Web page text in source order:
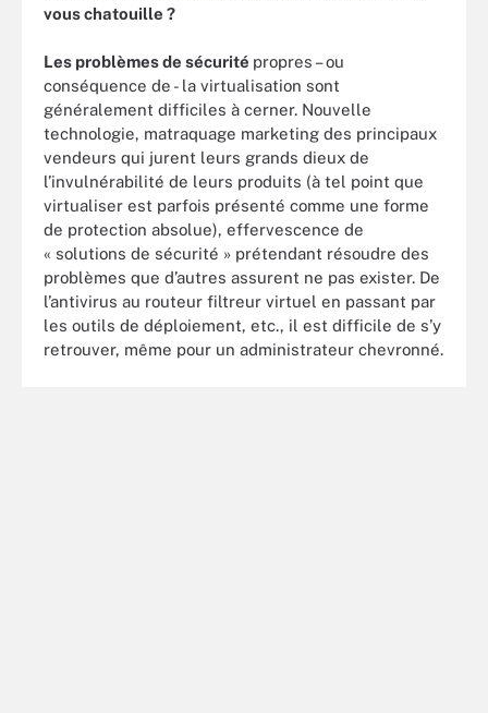
vous chatouille ?
Les problèmes de sécurité propres – ou
conséquence de - la virtualisation sont
généralement difficiles à cerner. Nouvelle
technologie, matraquage marketing des principaux
vendeurs qui jurent leurs grands dieux de
l’invulnérabilité de leurs produits (à tel point que
virtualiser est parfois présenté comme une forme
de protection absolue), effervescence de
« solutions de sécurité » prétendant résoudre des
problèmes que d’autres assurent ne pas exister. De
l’antivirus au routeur filtreur virtuel en passant par
les outils de déploiement, etc., il est difficile de s’y
retrouver, même pour un administrateur chevronné.